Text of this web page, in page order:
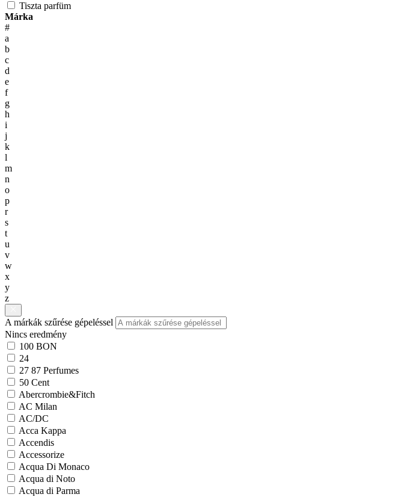
Tiszta parfüm
Márka
#
a
b
c
d
e
f
g
h
i
j
k
l
m
n
o
p
r
s
t
u
v
w
x
y
z
A márkák szűrése gépeléssel
Nincs eredmény
100 BON
24
27 87 Perfumes
50 Cent
Abercrombie&Fitch
AC Milan
AC/DC
Acca Kappa
Accendis
Accessorize
Acqua Di Monaco
Acqua di Noto
Acqua di Parma